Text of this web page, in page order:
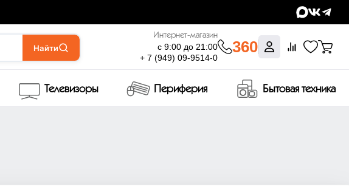
Найти
Интернет-магазин
с 9:00 до 21:00
+ 7 (949) 09-9514-0
360
Телевизоры Периферия Бытовая техника